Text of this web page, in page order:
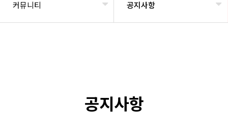
커뮤니티 공지사항
공지사항